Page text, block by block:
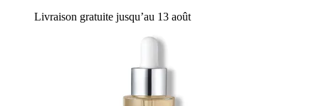
Livraison gratuite jusqu’au 13 août